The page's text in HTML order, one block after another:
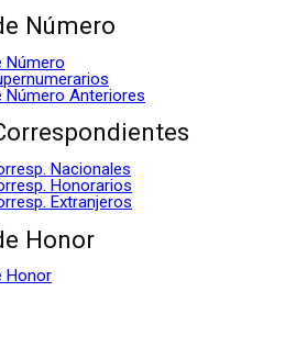
Número
Número
Número Anteriores
Nacionales
Honorarios
Extranjeros
Honor
Honor